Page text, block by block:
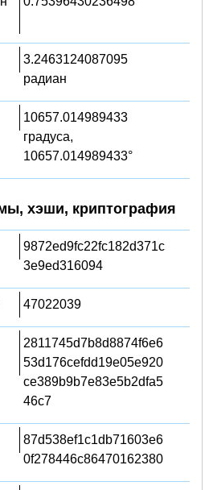
3.2463124087095
радиан
10657.014989433
градуса,
10657.014989433°
хэши, криптография
9872ed9fc22fc182d371c
3e9ed316094
47022039
2811745d7b8d8874f6e6
53d176cefdd19e05e920
ce389b9b7e83e5b2dfa5
46c7
87d538ef1c1db71603e6
0f278446c86470162380